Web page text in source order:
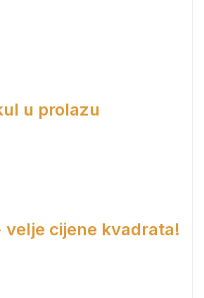
u prolazu
velje cijene kvadrata!